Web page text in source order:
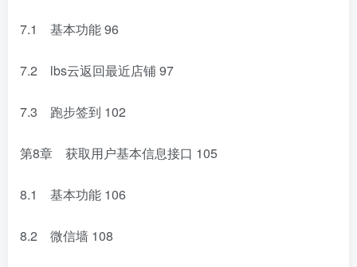
7.1 基本功能96
7.2 lbs云返回最近店铺97
7.3 跑步签到 102
第8章 获取用户基本信息接口 105
8.1 基本功能 106
8.2 微信墙 108